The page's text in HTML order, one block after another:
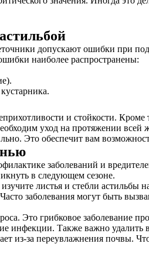
допускают ошибки при
наиболее распространены:
и стойкости.
уход на протяжении
Это обеспечит вам
заболеваний и
в следующем сезоне.
листья и стебли астильбы
заболевания могут быть
Это грибковое заболевание
инфекции. Также важно удалить
из-за переувлажнения почвы.